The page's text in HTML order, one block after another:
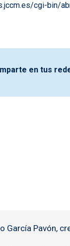
cgi-bin/
en tus
García Pavón,